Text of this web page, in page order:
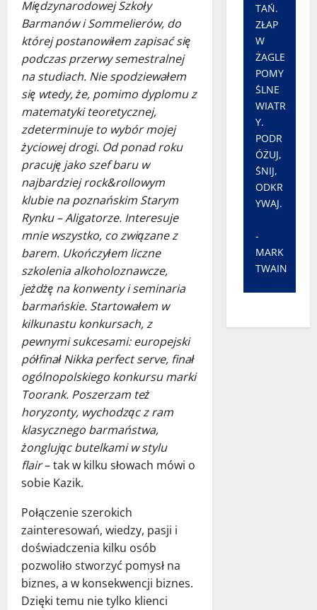
Międzynarodowej Szkoły
Barmanów i Sommelierów, do
której postanowiłem zapisać się
podczas przerwy semestralnej
na studiach. Nie spodziewałem
się wtedy, że, pomimo dyplomu z
matematyki teoretycznej,
zdeterminuje to wybór mojej
życiowej drogi. Od ponad roku
pracuję jako szef baru w
najbardziej rock&rollowym
klubie na poznańskim Starym
Rynku – Aligatorze. Interesuje
mnie wszystko, co związane z
barem. Ukończyłem liczne
szkolenia alkoholoznawcze,
jeżdżę na konwenty i seminaria
barmańskie. Startowałem w
kilkunastu konkursach, z
pewnymi sukcesami: europejski
półfinał Nikka perfect serve, finał
ogólnopolskiego konkursu marki
Toorank. Poszerzam też
horyzonty, wychodząc z ram
klasycznego barmaństwa,
żonglując butelkami w stylu
flair– tak w kilku słowach mówi o
sobie Kazik.
Połączenie szerokich
zainteresowań, wiedzy, pasji i
doświadczenia kilku osób
pozwoliło stworzyć pomysł na
biznes, a w konsekwencji biznes.
Dzięki temu nie tylko klienci
TAŃ.
ZŁAP
W
ŻAGLE
POMY
ŚLNE
WIATR
Y.
PODR
ÓŻUJ,
ŚNIJ,
ODKR
YWAJ.
-
MARK
TWAIN